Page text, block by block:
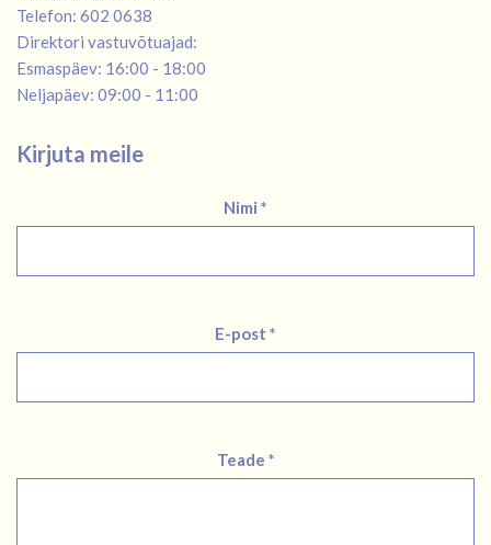
Telefon: 602 0638
Direktori vastuvõtuajad:
Esmaspäev: 16:00 - 18:00
Neljapäev: 09:00 - 11:00
Kirjuta meile
Nimi *
E-post *
Teade *